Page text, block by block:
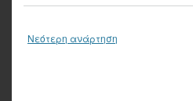
Νεότερη ανάρτηση